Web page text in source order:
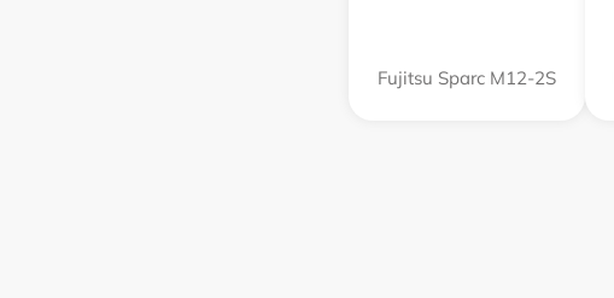
Fujitsu Sparc M12-2S